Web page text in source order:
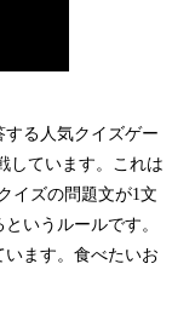
る人気クイズゲー
しています。これは
イズの問題文が1文
いうルールです。
ます。食べたいお